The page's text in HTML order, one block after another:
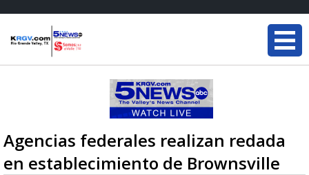
Agencias federales realizan redada
en establecimiento de Brownsville